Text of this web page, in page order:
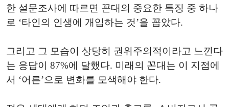
한 설문조사에 따르면 꼰대의 중요한 특징 중 하나
로 ‘타인의 인생에 개입하는 것’을 꼽았다.
그리고 그 모습이 상당히 권위주의적이라고 느낀다
는 응답이 87%에 달했다. 미래의 꼰대는 이 지점에
서 ‘어른’으로 변화를 모색해야 한다.